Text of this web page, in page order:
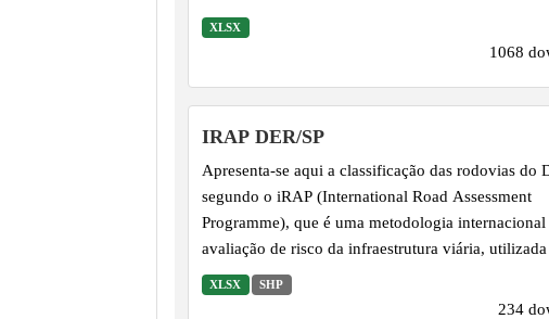
XLSX
1068
IRAP DER/SP
Apresenta-se aqui a classificação das rodovias do
segundo o iRAP (International Road Assessment
Programme), que é uma metodologia internacional
avaliação de risco da infraestrutura viária, utilizada
diversos países para identificar e reduzir o risco de
feridos graves no trânsito.
XLSX SHP
234